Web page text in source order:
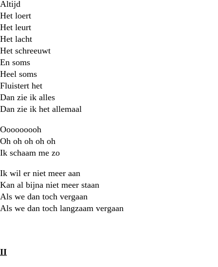
Altijd
Het loert
Het leurt
Het lacht
Het schreeuwt
En soms
Heel soms
Fluistert het
Dan zie ik alles
Dan zie ik het allemaal
Ooooooooh
Oh oh oh oh oh
Ik schaam me zo
Ik wil er niet meer aan
Kan al bijna niet meer staan
Als we dan toch vergaan
Als we dan toch langzaam vergaan
II